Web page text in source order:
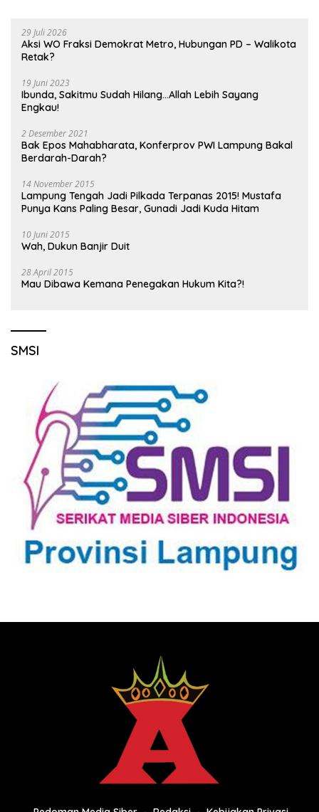
29 Juli 2026
Aksi WO Fraksi Demokrat Metro, Hubungan PD – Walikota
Retak?
19 Juni 2023
Ibunda, Sakitmu Sudah Hilang…Allah Lebih Sayang
Engkau!
2 Desember 2021
Bak Epos Mahabharata, Konferprov PWI Lampung Bakal
Berdarah-Darah?
14 November 2015
Lampung Tengah Jadi Pilkada Terpanas 2015! Mustafa
Punya Kans Paling Besar, Gunadi Jadi Kuda Hitam
10 Juni 2015
Wah, Dukun Banjir Duit
28 April 2015
Mau Dibawa Kemana Penegakan Hukum Kita?!
SMSI